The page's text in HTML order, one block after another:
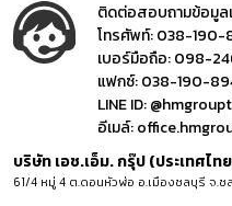
ติดต่อสอบถามข้อมูล
โทรศัพท์:038-190-
เบอร์มือถือ:098-
แฟกซ์:038-190-
LINE ID:
อีเมล์:
บริษัท เอช.เอ็ม. กรุ๊ป (ประเทศไท
61/4 หมู่ 4 ต.ดอนหัวฬ่อ อ.เมืองชลบุรี จ.